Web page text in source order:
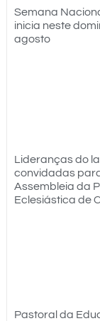
Semana
inicia neste
agosto
Lideranças do
convidadas
Assembleia da
Eclesiástica de
Pastoral da